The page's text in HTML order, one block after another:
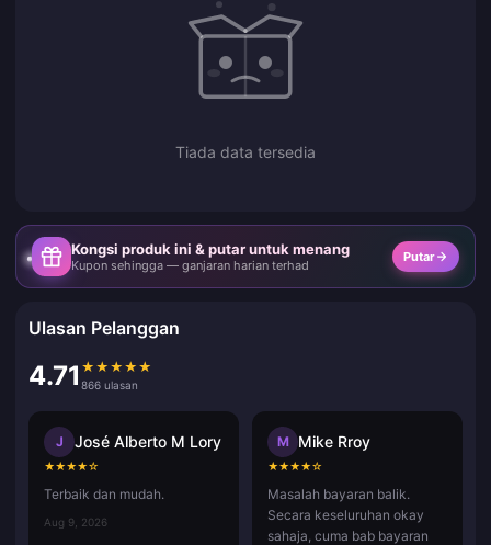
Tiada data tersedia
Kongsi produk ini & putar untuk menang
Kupon sehingga — ganjaran harian terhad
Putar
Ulasan Pelanggan
4.71 ★ ★ ★ ★ ★
866 ulasan
J José Alberto M Lory
★★★★☆
Terbaik dan mudah.
Aug 9, 2026
M Mike Rroy
★★★★☆
Masalah bayaran balik.
Secara keseluruhan okay
sahaja, cuma bab bayaran